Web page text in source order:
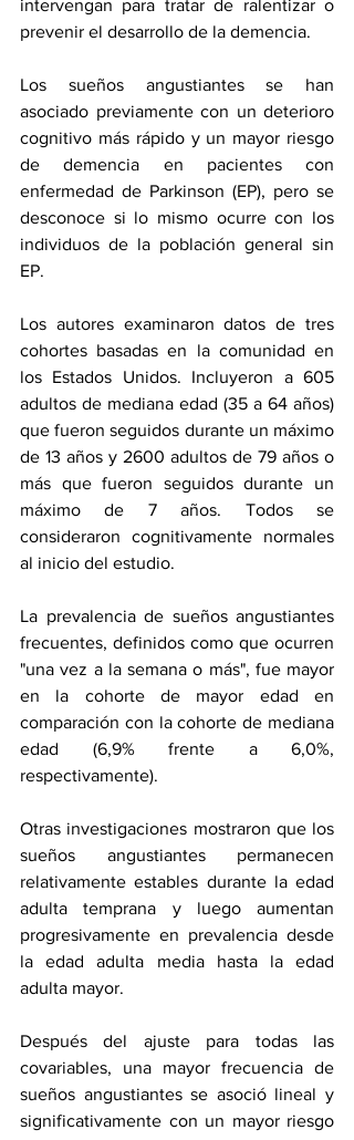
intervengan para tratar de ralentizar o
prevenir el desarrollo de la demencia.
Los sueños angustiantes se han
asociado previamente con un deterioro
cognitivo más rápido y un mayor riesgo
de demencia en pacientes con
enfermedad de Parkinson (EP), pero se
desconoce si lo mismo ocurre con los
individuos de la población general sin
EP.
Los autores examinaron datos de tres
cohortes basadas en la comunidad en
los Estados Unidos. Incluyeron a 605
adultos de mediana edad (35 a 64 años)
que fueron seguidos durante un máximo
de 13 años y 2600 adultos de 79 años o
más que fueron seguidos durante un
máximo de 7 años. Todos se
consideraron cognitivamente normales
al inicio del estudio.
La prevalencia de sueños angustiantes
frecuentes, definidos como que ocurren
"una vez a la semana o más", fue mayor
en la cohorte de mayor edad en
comparación con la cohorte de mediana
edad (6,9% frente a 6,0%,
respectivamente).
Otras investigaciones mostraron que los
sueños angustiantes permanecen
relativamente estables durante la edad
adulta temprana y luego aumentan
progresivamente en prevalencia desde
la edad adulta media hasta la edad
adulta mayor.
Después del ajuste para todas las
covariables, una mayor frecuencia de
sueños angustiantes se asoció lineal y
significativamente con un mayor riesgo